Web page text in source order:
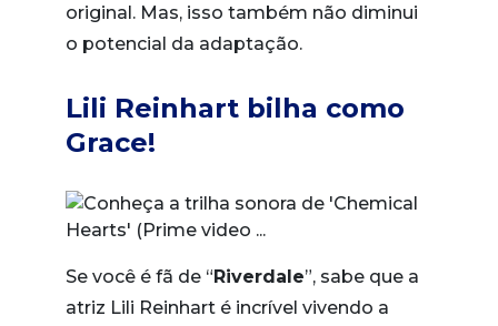
original. Mas, isso também não diminui
o potencial da adaptação.
Lili Reinhart bilha como
Grace!
Se você é fã de “Riverdale”, sabe que a
atriz Lili Reinhart é incrível vivendo a